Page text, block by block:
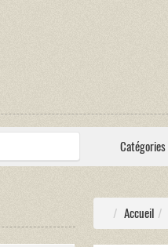
Catégories
Accueil